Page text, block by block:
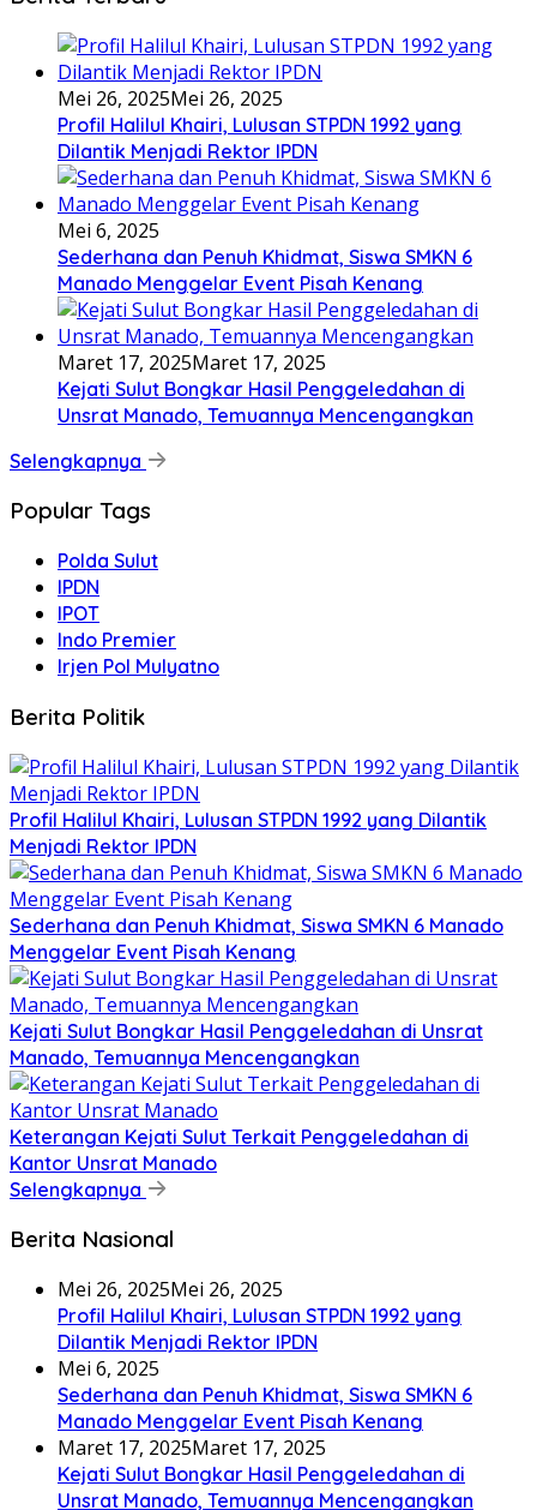
Mei 26, 2025Mei 26, 2025
Profil Halilul Khairi, Lulusan STPDN 1992 yang
Dilantik Menjadi Rektor IPDN
Mei 6, 2025
Sederhana dan Penuh Khidmat, Siswa SMKN 6
Manado Menggelar Event Pisah Kenang
Maret 17, 2025Maret 17, 2025
Kejati Sulut Bongkar Hasil Penggeledahan di
Unsrat Manado, Temuannya Mencengangkan
Selengkapnya
Popular Tags
Polda Sulut
IPDN
IPOT
Indo Premier
Irjen Pol Mulyatno
Berita Politik
Profil Halilul Khairi, Lulusan STPDN 1992 yang Dilantik
Menjadi Rektor IPDN
Sederhana dan Penuh Khidmat, Siswa SMKN 6 Manado
Menggelar Event Pisah Kenang
Kejati Sulut Bongkar Hasil Penggeledahan di Unsrat
Manado, Temuannya Mencengangkan
Keterangan Kejati Sulut Terkait Penggeledahan di
Kantor Unsrat Manado
Selengkapnya
Berita Nasional
Mei 26, 2025Mei 26, 2025
Profil Halilul Khairi, Lulusan STPDN 1992 yang
Dilantik Menjadi Rektor IPDN
Mei 6, 2025
Sederhana dan Penuh Khidmat, Siswa SMKN 6
Manado Menggelar Event Pisah Kenang
Maret 17, 2025Maret 17, 2025
Kejati Sulut Bongkar Hasil Penggeledahan di
Unsrat Manado, Temuannya Mencengangkan